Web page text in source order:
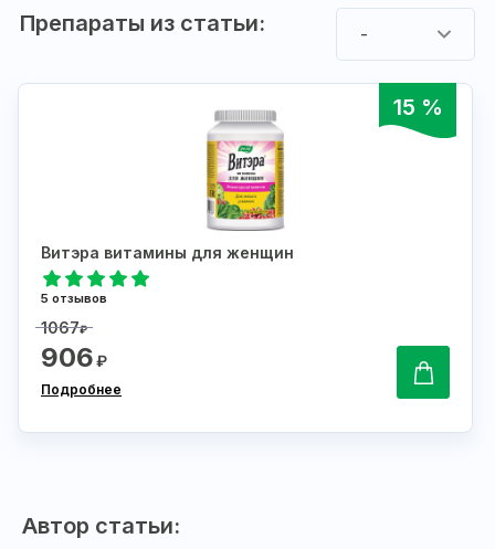
Препараты из статьи: -
15 %
Витэра витамины для женщин
5 отзывов
1067₽
906₽
Подробнее
Автор статьи: